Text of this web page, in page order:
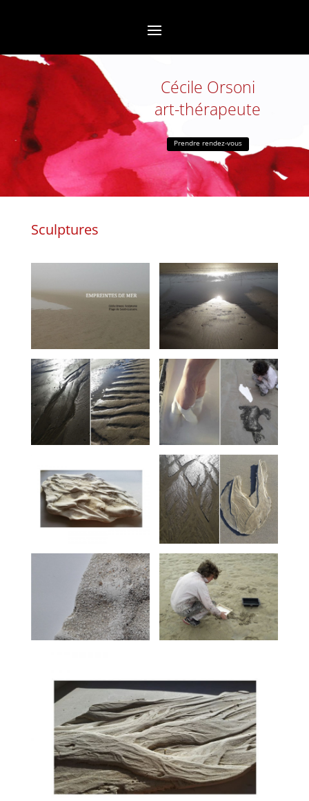
Cécile Orsoni
art-thérapeute
Prendre rendez-vous
Sculptures